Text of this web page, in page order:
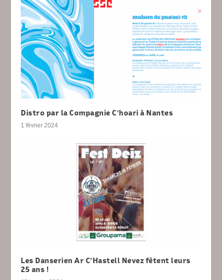
Distro par la Compagnie C’hoari à Nantes
1 février 2024
Les Danserien Ar C’Hastell Nevez fêtent leurs
25 ans !